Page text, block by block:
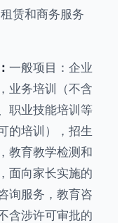
赁和商务服务
一般项目：企业
业务培训（不含
职业技能培训等
的培训），招生
教育教学检测和
面向家长实施的
询服务，教育咨
含涉许可审批的